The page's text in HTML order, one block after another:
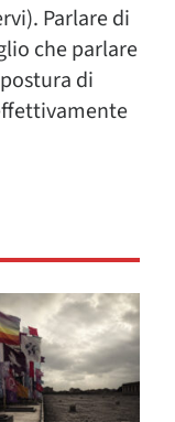
Parlare di
che parlare
di